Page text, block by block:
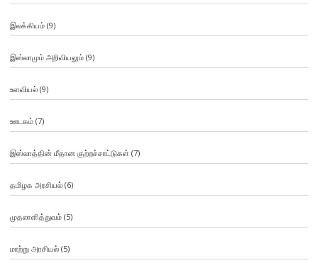
இலக்கியம்(9)
இஸ்லாமும் அறிவியலும்(9)
உளவியல்(9)
ஊடகம்(7)
இஸ்லாத்தின் மீதான குற்றச்சாட்டுகள் (7)
தமிழக அரசியல்(6)
முதலாளித்துவம்(5)
மாற்று அரசியல்(5)